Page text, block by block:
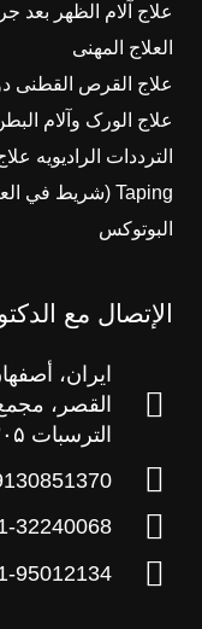
علاج آلام الظهر بعد
العلاج المهنی
علاج القرص القطنی
علاج الورک وآلام
الترددات الرادیویه
Taping (شريط في العلاج الطبيعي)
البوتوکس
الإتصال مع
ایران،
القصر،
الترسبات ۳۰۵
32240068
95012134